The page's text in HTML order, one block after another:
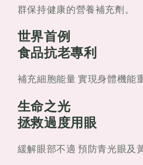
內
藥
片
粒/
瓶
內
片
粒/
群保持健康的營養補充劑。
世界首例
食品抗老專利
補充細胞能量 實現身體機能
生命之光
拯救過度用眼
緩解眼部不適 預防青光眼及